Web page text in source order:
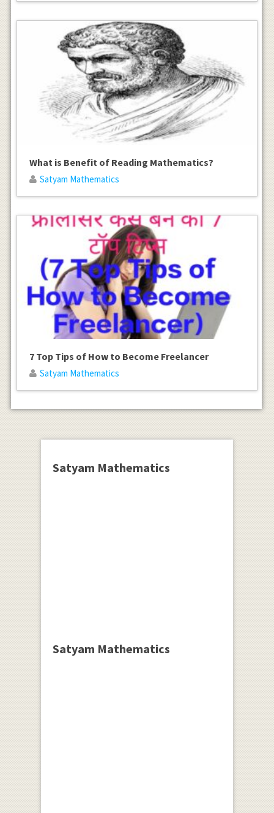
What is Benefit of Reading Mathematics?
Satyam Mathematics
7 Top Tips of How to Become Freelancer
Satyam Mathematics
Satyam Mathematics
Satyam Mathematics